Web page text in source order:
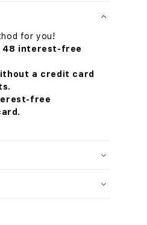
for you!
48 interest-free
a credit card
free